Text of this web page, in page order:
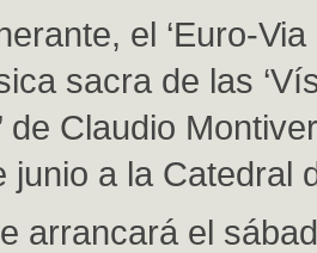
el ‘Euro-Via
sacra de las
de Claudio
junio a la Catedral
arrancará el